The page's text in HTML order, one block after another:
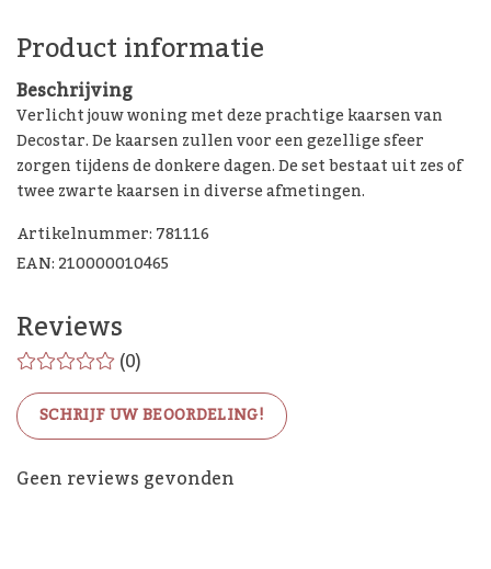
Product informatie
Beschrijving
Verlicht jouw woning met deze prachtige kaarsen van
Decostar. De kaarsen zullen voor een gezellige sfeer
zorgen tijdens de donkere dagen. De set bestaat uit zes of
twee zwarte kaarsen in diverse afmetingen.
Artikelnummer: 781116
EAN: 210000010465
Reviews
(0)
SCHRIJF UW BEOORDELING!
Geen reviews gevonden
De Woon Cadeau Winkel